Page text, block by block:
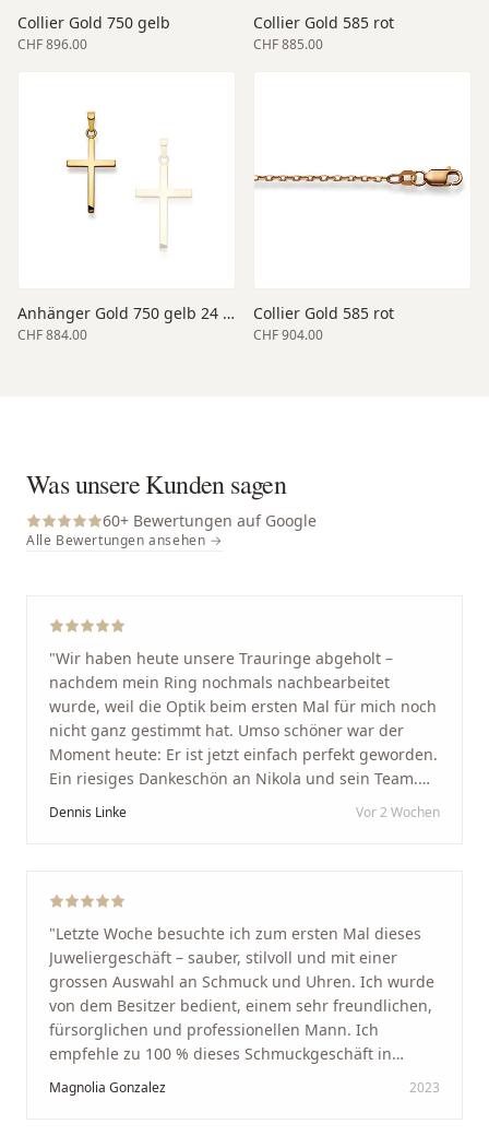
Collier Gold 750 gelb
CHF 896.00
Collier Gold 585 rot
CHF 885.00
Anhänger Gold 750 gelb 24 x 16 x 2 mm
CHF 884.00
Collier Gold 585 rot
CHF 904.00
Was unsere Kunden sagen
60+ Bewertungen auf Google
Alle Bewertungen ansehen →
"Wir haben heute unsere Trauringe abgeholt –
nachdem mein Ring nochmals nachbearbeitet
wurde, weil die Optik beim ersten Mal für mich noch
nicht ganz gestimmt hat. Umso schöner war der
Moment heute: Er ist jetzt einfach perfekt geworden.
Ein riesiges Dankeschön an Nikola und sein Team.
Vom ersten Termin an wurden wir jedes Mal
Arbeit und seine Kunden wirklich am Herzen liegen.
Service und echte Herzlichkeit schätzt, ist hier genau
richtig."
Dennis Linke Vor 2 Wochen
"Letzte Woche besuchte ich zum ersten Mal dieses
Juweliergeschäft – sauber, stilvoll und mit einer
grossen Auswahl an Schmuck und Uhren. Ich wurde
von dem Besitzer bedient, einem sehr freundlichen,
fürsorglichen und professionellen Mann. Ich
empfehle zu 100 % dieses Schmuckgeschäft in
Schaffhausen. Ich selbst war sehr zufrieden und
glücklich mit der Behandlung. Ich danke Ihnen – ich
Magnolia Gonzalez 2023